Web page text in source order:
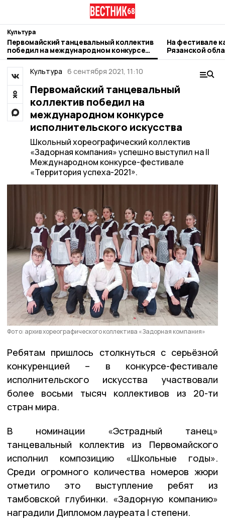
Культура
Первомайский танцевальный коллектив
победил на международном конкурсе
исполнительского искусства
На фестивале
Рязанской
первомайцы
Культура 6 сентября 2021, 11:10
Первомайский танцевальный
коллектив победил на
международном конкурсе
исполнительского искусства
Школьный хореографический коллектив
«Задорная компания» успешно выступил на II
Международном конкурсе-фестивале
«Территория успеха-2021».
Фото: архив хореографического коллектива «Задорная компания»
Ребятам пришлось столкнуться с серьёзной
конкуренцией – в конкурсе-фестивале
исполнительского искусства участвовали
более восьми тысяч коллективов из 20-ти
стран мира.
В номинации «Эстрадный танец»
танцевальный коллектив из Первомайского
исполнил композицию «Школьные годы».
Среди огромного количества номеров жюри
отметило это выступление ребят из
тамбовской глубинки. «Задорную компанию»
наградили Дипломом лауреата I степени.